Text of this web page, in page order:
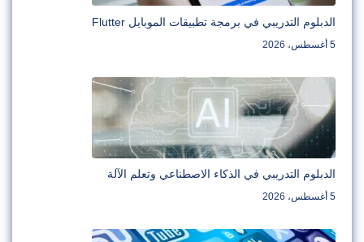
الدبلوم التدريبي في برمجة تطبيقات الموبايل Flutter
5 أغسطس، 2026
الدبلوم التدريبي في الذكاء الاصطناعي وتعلم الآلة
5 أغسطس، 2026